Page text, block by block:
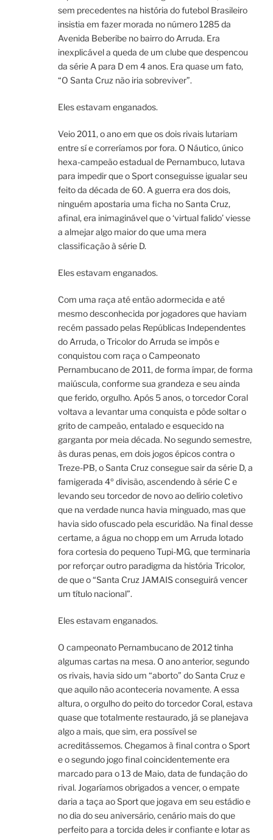
sem precedentes na história do futebol Brasileiro
insistia em fazer morada no número 1285 da
Avenida Beberibe no bairro do Arruda. Era
inexplicável a queda de um clube que despencou
da série A para D em 4 anos. Era quase um fato,
“O Santa Cruz não iria sobreviver”.
Eles estavam enganados.
Veio 2011, o ano em que os dois rivais lutariam
entre sí e correríamos por fora. O Náutico, único
hexa-campeão estadual de Pernambuco, lutava
para impedir que o Sport conseguisse igualar seu
feito da década de 60. A guerra era dos dois,
ninguém apostaria uma ficha no Santa Cruz,
afinal, era inimaginável que o ‘virtual falido’ viesse
a almejar algo maior do que uma mera
classificação à série D.
Eles estavam enganados.
Com uma raça até então adormecida e até
mesmo desconhecida por jogadores que haviam
recém passado pelas Repúblicas Independentes
do Arruda, o Tricolor do Arruda se impôs e
conquistou com raça o Campeonato
Pernambucano de 2011, de forma ímpar, de forma
maiúscula, conforme sua grandeza e seu ainda
que ferido, orgulho. Após 5 anos, o torcedor Coral
voltava a levantar uma conquista e pôde soltar o
grito de campeão, entalado e esquecido na
garganta por meia década. No segundo semestre,
às duras penas, em dois jogos épicos contra o
Treze-PB, o Santa Cruz consegue sair da série D, a
famigerada 4º divisão, ascendendo à série C e
levando seu torcedor de novo ao delírio coletivo
que na verdade nunca havia minguado, mas que
havia sido ofuscado pela escuridão. Na final desse
certame, a água no chopp em um Arruda lotado
fora cortesia do pequeno Tupi-MG, que terminaria
por reforçar outro paradigma da história Tricolor,
de que o “Santa Cruz JAMAIS conseguirá vencer
um título nacional”.
Eles estavam enganados.
O campeonato Pernambucano de 2012 tinha
algumas cartas na mesa. O ano anterior, segundo
os rivais, havia sido um “aborto” do Santa Cruz e
que aquilo não aconteceria novamente. A essa
altura, o orgulho do peito do torcedor Coral, estava
quase que totalmente restaurado, já se planejava
algo a mais, que sim, era possível se
acreditássemos. Chegamos à final contra o Sport
e o segundo jogo final coincidentemente era
marcado para o 13 de Maio, data de fundação do
rival. Jogaríamos obrigados a vencer, o empate
daria a taça ao Sport que jogava em seu estádio e
no dia do seu aniversário, cenário mais do que
perfeito para a torcida deles ir confiante e lotar as